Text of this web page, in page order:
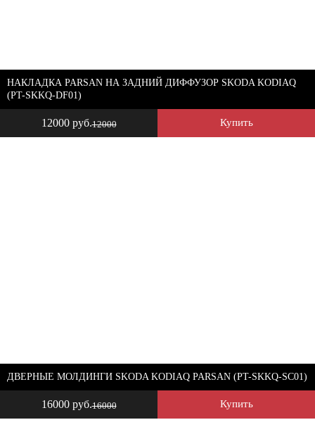
12000 руб.12000 Купить
НАКЛАДКА PARSAN НА ЗАДНИЙ ДИФФУЗОР SKODA KODIAQ
(PT-SKKQ-DF01)
16000 руб.16000 Купить
ДВЕРНЫЕ МОЛДИНГИ SKODA KODIAQ PARSAN (PT-SKKQ-SC01)